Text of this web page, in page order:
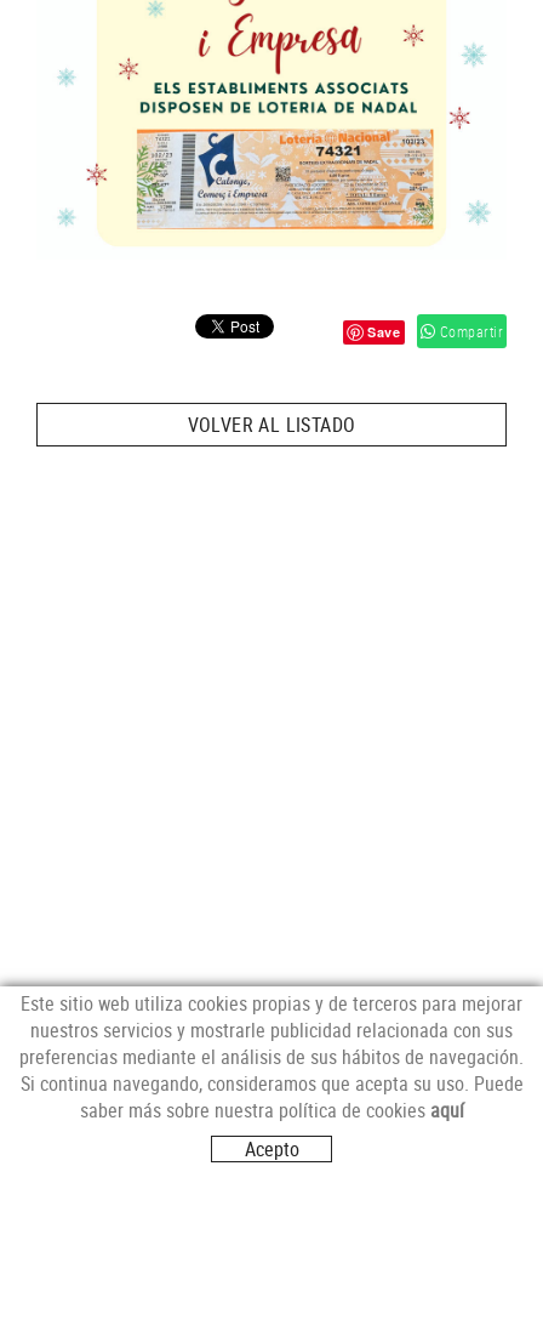
Save Compartir
VOLVER AL LISTADO
NEWSLETTER
Este sitio web utiliza cookies propias y de terceros para mejorar
nuestros servicios y mostrarle publicidad relacionada con sus
preferencias mediante el análisis de sus hábitos de navegación.
Si continua navegando, consideramos que acepta su uso. Puede
saber más sobre nuestra política de cookies aquí
Acepto